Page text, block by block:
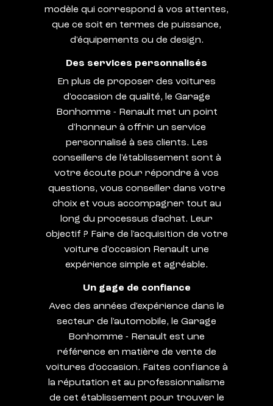
modèle qui correspond à vos attentes,
que ce soit en termes de puissance,
d'équipements ou de design.
Des services personnalisés
En plus de proposer des voitures
d'occasion de qualité, le Garage
Bonhomme - Renault met un point
d'honneur à offrir un service
personnalisé à ses clients. Les
conseillers de l'établissement sont à
votre écoute pour répondre à vos
questions, vous conseiller dans votre
choix et vous accompagner tout au
long du processus d'achat. Leur
objectif ? Faire de l'acquisition de votre
voiture d'occasion Renault une
expérience simple et agréable.
Un gage de confiance
Avec des années d'expérience dans le
secteur de l'automobile, le Garage
Bonhomme - Renault est une
référence en matière de vente de
voitures d'occasion. Faites confiance à
la réputation et au professionnalisme
de cet établissement pour trouver le